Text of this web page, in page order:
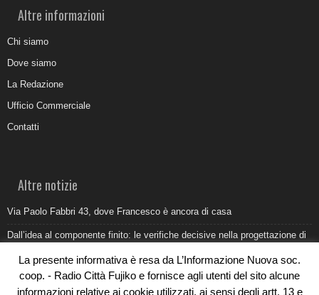
Altre informazioni
Chi siamo
Dove siamo
La Redazione
Ufficio Commerciale
Contatti
Altre notizie
Via Paolo Fabbri 43, dove Francesco è ancora di casa
Dall’idea al componente finito: le verifiche decisive nella progettazione di
Belvedere Marittimo e il report ARPACAL 2026 sulla qualità del mare
La presente informativa è resa da L’Informazione Nuova soc.
coop. - Radio Città Fujiko e fornisce agli utenti del sito alcune
informazioni relative ai cookie utilizzati, ai sensi degli artt. 13 e